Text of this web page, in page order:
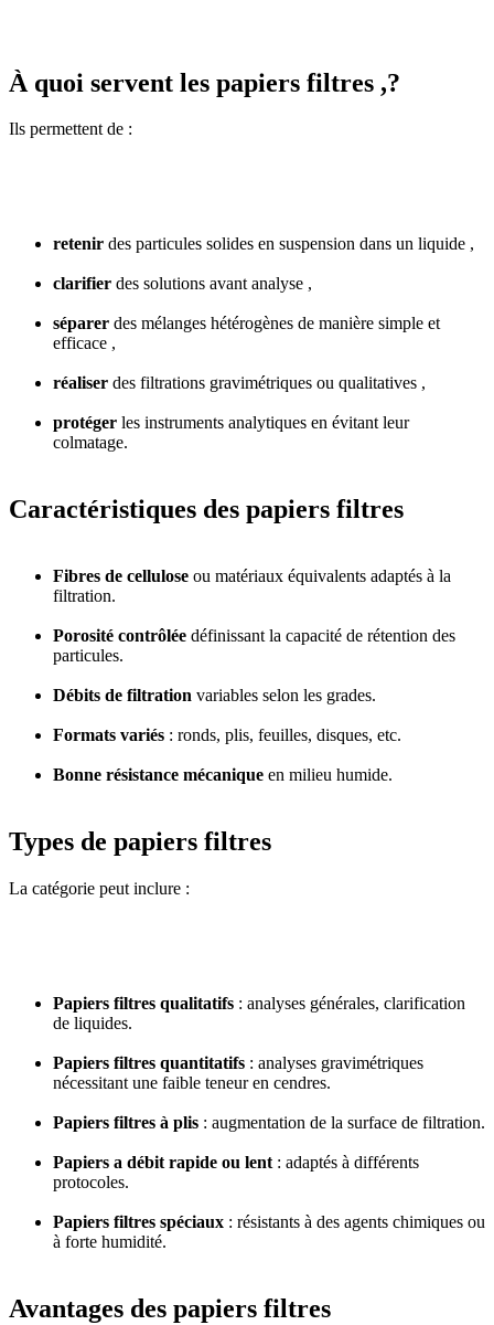
À quoi servent les papiers filtres ,?
Ils permettent de :
retenir des particules solides en suspension dans un liquide ,
clarifier des solutions avant analyse ,
séparer des mélanges hétérogènes de manière simple et
efficace ,
réaliser des filtrations gravimétriques ou qualitatives ,
protéger les instruments analytiques en évitant leur
colmatage.
Caractéristiques des papiers filtres
Fibres de cellulose ou matériaux équivalents adaptés à la
filtration.
Porosité contrôlée définissant la capacité de rétention des
particules.
Débits de filtration variables selon les grades.
Formats variés : ronds, plis, feuilles, disques, etc.
Bonne résistance mécanique en milieu humide.
Types de papiers filtres
La catégorie peut inclure :
Papiers filtres qualitatifs : analyses générales, clarification
de liquides.
Papiers filtres quantitatifs : analyses gravimétriques
nécessitant une faible teneur en cendres.
Papiers filtres à plis : augmentation de la surface de filtration.
Papiers a débit rapide ou lent : adaptés à différents
protocoles.
Papiers filtres spéciaux : résistants à des agents chimiques ou
à forte humidité.
Avantages des papiers filtres